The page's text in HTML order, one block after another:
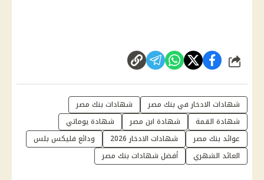
شارك
شهادات الادخار في بنك مصر
شهادات بنك مصر
شهادة القمة
شهادة ابن مصر
شهادة يوماتي
عوائد بنك مصر
شهادات الادخار 2026
ودائع فليكس بلس
العائد الشهري
أفضل شهادات بنك مصر